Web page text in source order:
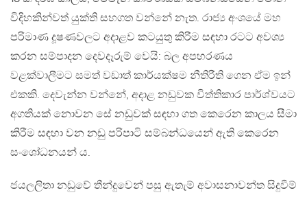
විදිහකින්වත් යුක්ති සහගත වන්නේ නැත. රාජ්‍ය අංශයේ මහ
පරිමාණ දූෂණවලට අදාළව කටයුතු කිරීම සඳහා රටට අවශ්‍ය
කරන සම්පාදන දෙවදෑරුම් වෙයි: බල අපහරණය
වළක්වාලීමට සමත් වඩාත් කාර්යක්ෂම නීතිරීති ගෙන ඒම ඉන්
එකකි. දෙවැන්න වන්නේ, අදාළ නඩුවක විත්තිකාර පාර්ශ්වයට
අගතියක් නොවන සේ නඩුවක් සඳහා ගත කෙරෙන කාලය සීමා
කිරීම සඳහා වන නඩු පරිපාටි සම්බන්ධයෙන් ඇති කෙරෙන
සංශෝධනයන් ය.
ජයලලිතා නඩුවේ තීන්දුවෙන් පසු ඇතැම් අවාසනාවන්ත සිදුවීම්